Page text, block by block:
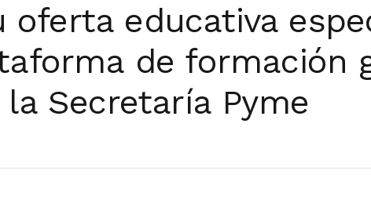
oferta educativa
de formación
Secretaría Pyme